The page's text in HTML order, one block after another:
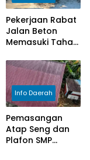
Pekerjaan Rabat
Jalan Beton
Memasuki Tahap
Info Daerah
Pemasangan
Atap Seng dan
Plafon SMP